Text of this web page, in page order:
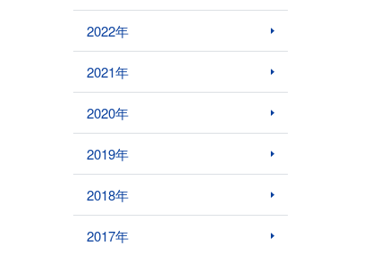
2022年
2021年
2020年
2019年
2018年
2017年